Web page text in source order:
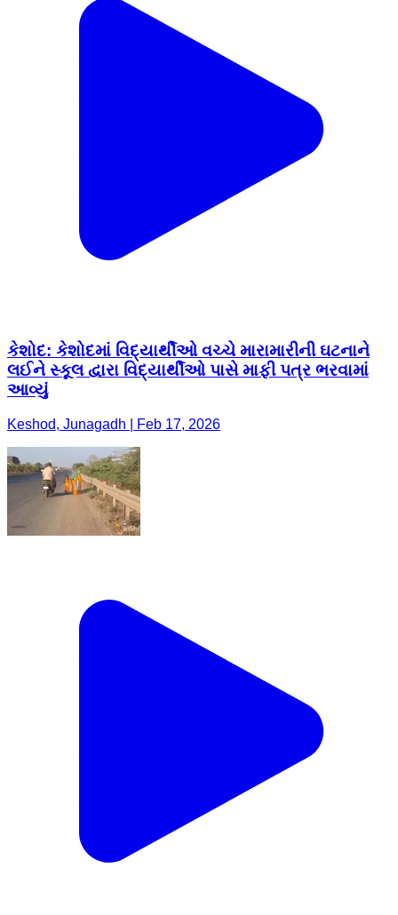
કેશોદ: કેશોદમાં વિદ્યાર્થીઓ વચ્ચે મારામારીની ઘટનાને
લઈને સ્કૂલ દ્વારા વિદ્યાર્થીઓ પાસે માફી પત્ર ભરવામાં
આવ્યું
Keshod, Junagadh | Feb 17, 2026